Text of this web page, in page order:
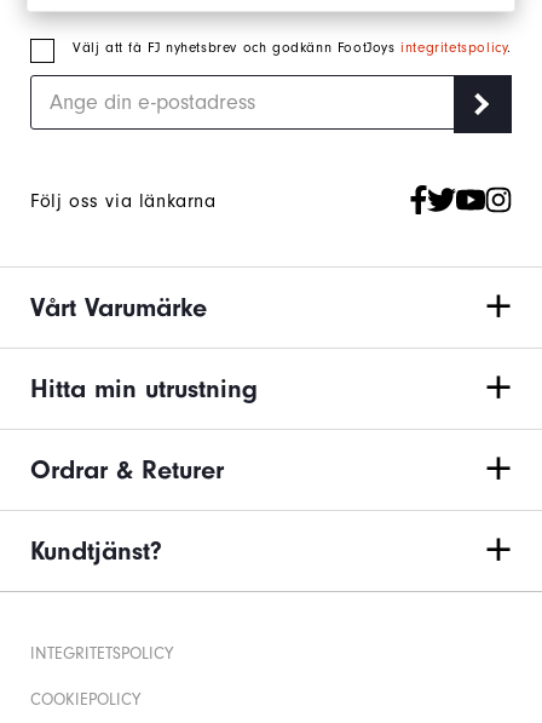
Välj att få FJ nyhetsbrev och godkänn FootJoysintegritetspolicy.
Följ oss via länkarna
Vårt Varumärke
Hitta min utrustning
Ordrar & Returer
Kundtjänst?
INTEGRITETSPOLICY
COOKIEPOLICY